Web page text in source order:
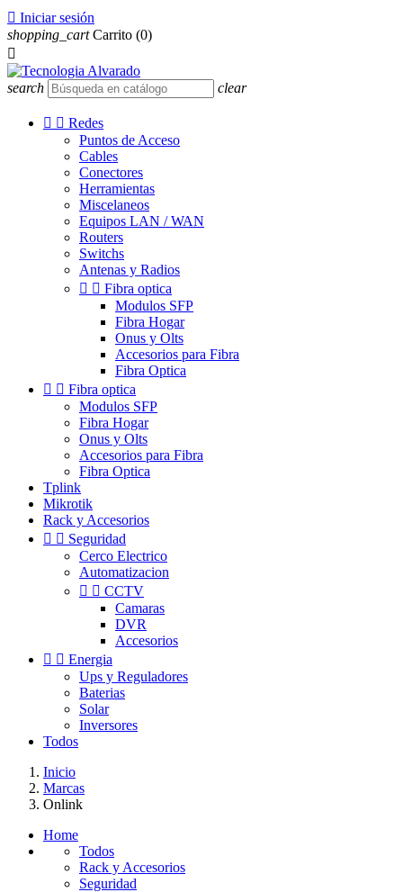
 Iniciar sesión
shopping_cart Carrito (0)

search clear
  Redes
Puntos de Acceso
Cables
Conectores
Herramientas
Miscelaneos
Equipos LAN / WAN
Routers
Switchs
Antenas y Radios
  Fibra optica
Modulos SFP
Fibra Hogar
Onus y Olts
Accesorios para Fibra
Fibra Optica
  Fibra optica
Modulos SFP
Fibra Hogar
Onus y Olts
Accesorios para Fibra
Fibra Optica
Tplink
Mikrotik
Rack y Accesorios
  Seguridad
Cerco Electrico
Automatizacion
  CCTV
Camaras
DVR
Accesorios
  Energia
Ups y Reguladores
Baterias
Solar
Inversores
Todos
Inicio
Marcas
Onlink
Home
Todos
Rack y Accesorios
Seguridad